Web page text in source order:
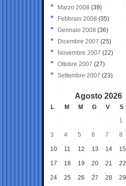
Marzo 2008 (39)
Febbraio 2008 (35)
Gennaio 2008 (36)
Dicembre 2007 (25)
Novembre 2007 (22)
Ottobre 2007 (27)
Settembre 2007 (23)
Agosto 2026
L M M G V S
1
3 4 5 6 7 8
10 11 12 13 14 15
17 18 19 20 21 22
24 25 26 27 28 29